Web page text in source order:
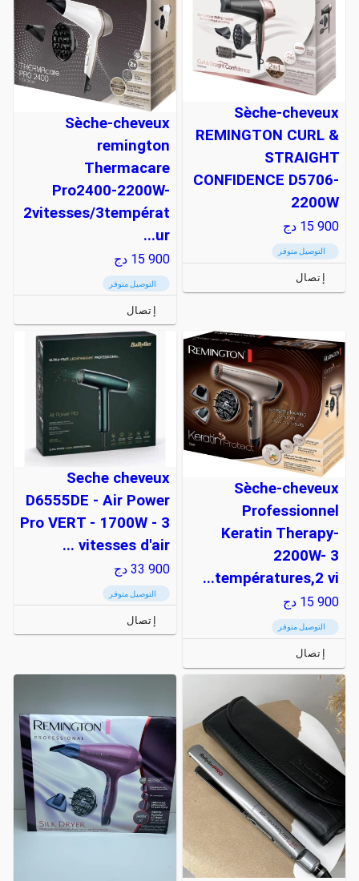
Sèche-cheveux
REMINGTON CURL &
STRAIGHT
CONFIDENCE D5706-
2200W
15 900 دج
التوصيل متوفر
إتصال
Sèche-cheveux
remington
Thermacare
Pro2400-2200W-
2vitesses/3températ
ur...
15 900 دج
التوصيل متوفر
إتصال
Sèche-cheveux
Professionnel
Keratin Therapy-
2200W- 3
températures,2 vi...
15 900 دج
التوصيل متوفر
إتصال
Seche cheveux
D6555DE - Air Power
Pro VERT - 1700W - 3
vitesses d'air ...
33 900 دج
التوصيل متوفر
إتصال